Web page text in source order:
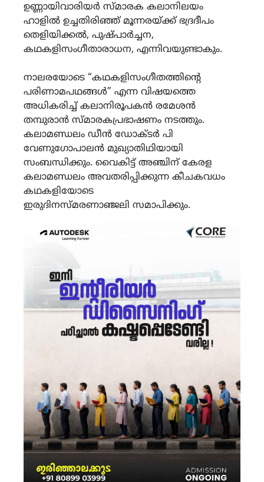
ഉണ്ണായിവാരിയർ സ്മാരക കലാനിലയം
ഹാളിൽ ഉച്ചതിരിഞ്ഞ് മൂന്നരയ്ക്ക് ഭദ്രദീപം
തെളിയിക്കൽ, പുഷ്പാർച്ചന,
കഥകളിസംഗീതാരാധന, എന്നിവയുണ്ടാകും.
നാലരയോടെ “കഥകളിസംഗീതത്തിന്റെ
പരിണാമപഥങ്ങൾ” എന്ന വിഷയത്തെ
അധികരിച്ച് കലാനിരൂപകൻ രമേശൻ
തമ്പുരാൻ സ്മാരകപ്രഭാഷണം നടത്തും.
കലാമണ്ഡലം ഡീൻ ഡോക്ടർ പി
വേണുഗോപാലൻ മുഖ്യാതിഥിയായി
സംബന്ധിക്കും. വൈകിട്ട് അഞ്ചിന് കേരള
കലാമണ്ഡലം അവതരിപ്പിക്കുന്ന കീചകവധം
കഥകളിയോടെ
ഇരുദിനസ്മരണാഞ്ജലി സമാപിക്കും.